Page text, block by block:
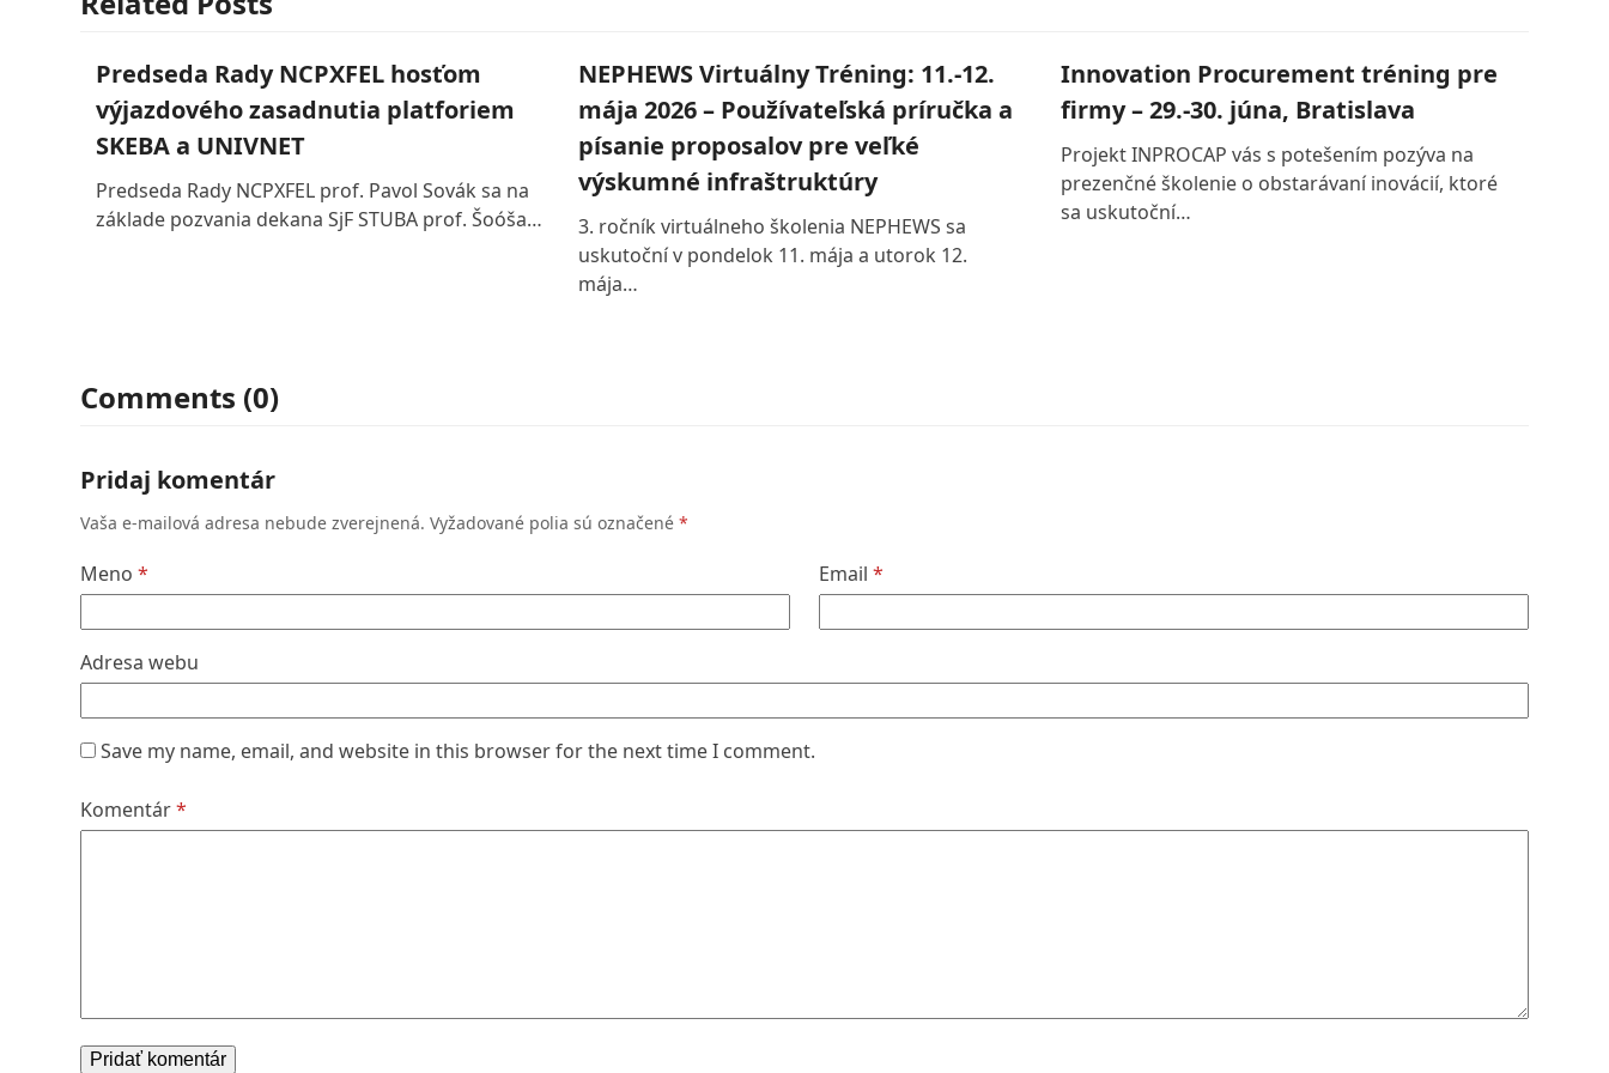
Predseda Rady NCPXFEL hosťom
výjazdového zasadnutia platforiem
SKEBA a UNIVNET
Predseda Rady NCPXFEL prof. Pavol Sovák sa na
základe pozvania dekana SjF STUBA prof. Šoóša…
NEPHEWS Virtuálny Tréning: 11.-12.
mája 2026 – Používateľská príručka a
písanie proposalov pre veľké
výskumné infraštruktúry
3. ročník virtuálneho školenia NEPHEWS sa
uskutoční v pondelok 11. mája a utorok 12.
mája…
Innovation Procurement tréning pre
firmy – 29.-30. júna, Bratislava
Projekt INPROCAP vás s potešením pozýva na
prezenčné školenie o obstarávaní inovácií, ktoré
sa uskutoční…
Comments (0)
Pridaj komentár
Vaša e-mailová adresa nebude zverejnená. Vyžadované polia sú označené*
Meno* Email*
Adresa webu
Save my name, email, and website in this browser for the next time I comment.
Komentár*